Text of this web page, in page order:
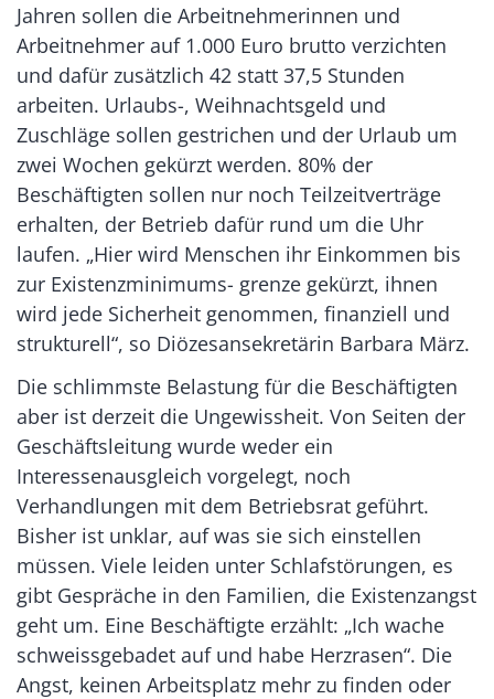
Jahren sollen die Arbeitnehmerinnen und
Arbeitnehmer auf 1.000 Euro brutto verzichten
und dafür zusätzlich 42 statt 37,5 Stunden
arbeiten. Urlaubs-, Weihnachtsgeld und
Zuschläge sollen gestrichen und der Urlaub um
zwei Wochen gekürzt werden. 80% der
Beschäftigten sollen nur noch Teilzeitverträge
erhalten, der Betrieb dafür rund um die Uhr
laufen. „Hier wird Menschen ihr Einkommen bis
zur Existenzminimums- grenze gekürzt, ihnen
wird jede Sicherheit genommen, finanziell und
strukturell“, so Diözesansekretärin Barbara März.
Die schlimmste Belastung für die Beschäftigten
aber ist derzeit die Ungewissheit. Von Seiten der
Geschäftsleitung wurde weder ein
Interessenausgleich vorgelegt, noch
Verhandlungen mit dem Betriebsrat geführt.
Bisher ist unklar, auf was sie sich einstellen
müssen. Viele leiden unter Schlafstörungen, es
gibt Gespräche in den Familien, die Existenzangst
geht um. Eine Beschäftigte erzählt: „Ich wache
schweissgebadet auf und habe Herzrasen“. Die
Angst, keinen Arbeitsplatz mehr zu finden oder